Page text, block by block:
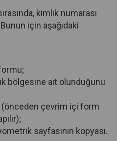
kimlik numarası
için aşağıdaki
bölgesine ait olunduğunu
çevrim içi form
sayfasının kopyası.